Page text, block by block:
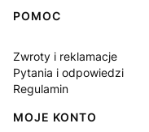
Linki w stopce
POMOC
Zwroty i reklamacje
Pytania i odpowiedzi
Regulamin
MOJE KONTO